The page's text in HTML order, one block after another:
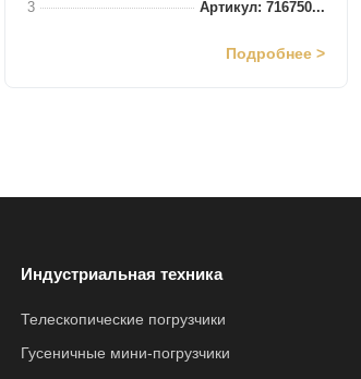
3
Артикул: 716750...
Подробнее >
Индустриальная техника
Телескопические погрузчики
Гусеничные мини-погрузчики